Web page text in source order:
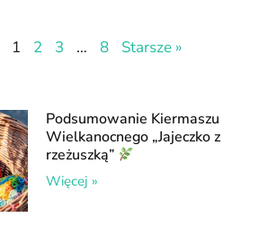
1 2 3 … 8 Starsze »
Podsumowanie Kiermaszu
Wielkanocnego „Jajeczko z
rzeżuszką”
Więcej »